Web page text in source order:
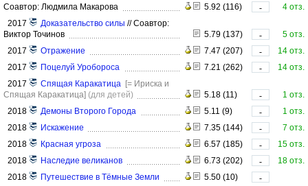
Соавтор: Людмила Макарова
5.92 (116) -
4 отз.
2017
Доказательство силы //Соавтор:
Виктор Точинов
5.79 (137) -
5 отз.
2017
Отражение 7.47 (207) -
14 отз.
2017
Поцелуй Уробороса 7.21 (262) -
14 отз.
2017
Спящая Каракатица [= Ириска и
Спящая Каракатица] (для детей) 5.18 (11) -
1 отз.
2018
Демоны Второго Города 5.11 (9) -
1 отз.
2018
Искажение 7.35 (144) -
7 отз.
2018
Красная угроза 6.57 (185) -
15 отз.
2018
Наследие великанов 6.73 (202) -
18 отз.
2018
Путешествие в Тёмные Земли 5.50 (10)
-